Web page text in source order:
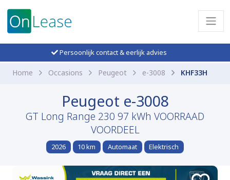
Persoonlijk contact & eerlijk advies
Home Occasions Peugeot e-3008 KHF33H
Peugeot e-3008
GT Long Range 230 97 kWh VOORRAAD
VOORDEEL
2026 10 km Automaat Elektrisch